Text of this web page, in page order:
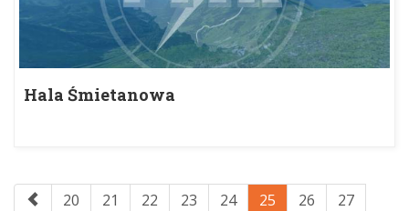
Hala Śmietanowa
20 21 22 23 24 25 26
27